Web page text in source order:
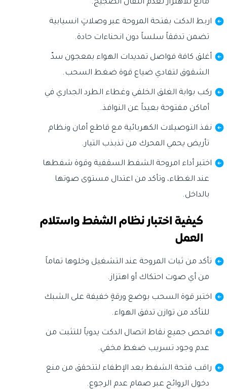
مانع للاهتزاز لعدم انتقال الضجيج.
اربط الدكت بفتحة المروحة عبر وصلاتٍ انسيابية
تضمن تدفقاً سلساً دون انحناءات حادة.
أغلق كافة فواصل تمديدات الهواء بمعجون سدّ
الشقوق لتفادي ضياع قوة ضغط السحب.
ركب بوابة الغلق الخلفي وغطاء الطرد الجداري في
أماكن مفتوحة بعيداً عن النوافذ.
نفذ التوصيلات الكهربائية مع قاطع أمان ونظام
تأريض يحمي المحرك من تذبذب التيار.
اختبر أداء امروحة الشفط السقفية وقوة شفطها
عند الغطاء، وتأكد من اعتدال مستوى صوتها
بالداخل.
كيفية اختبار نظام الشفط واستلام
العمل
تأكد من ثبات المروحة عند التشغيل وخلوها تماماً
من أي صوت احتكاك أو اهتزاز.
اختبر قوة السحب بوضع ورقةٍ خفيفة على الشبك
للتأكد من توازن تدفق الهواء.
افحص جميع نقاط اتصال الدكت يدوياً للتثبت من
عدم وجود تسريب ضغط مخفي.
راقب فتحة الشفط بعد الإطفاء لتتحقق من منع
دخول الروائح عبر صمام عدم الرجوع.